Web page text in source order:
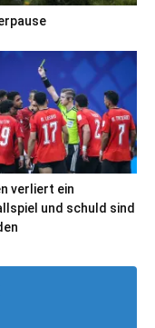
verliert ein
und schuld sind